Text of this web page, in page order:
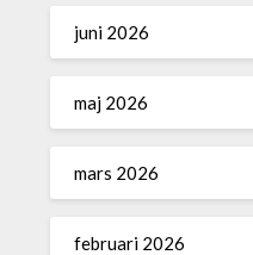
juni 2026
maj 2026
mars 2026
februari 2026